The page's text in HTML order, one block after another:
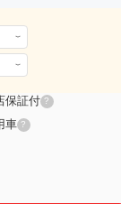
保証付 ?
車 ?